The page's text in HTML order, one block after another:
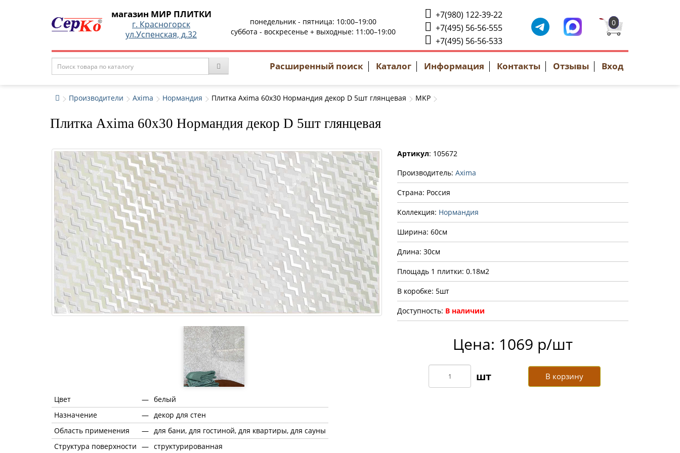
магазин МИР ПЛИТКИ
г. Красногорск
ул.Успенская, д.32
понедельник - пятница: 10:00–19:00
суббота - воскресенье + выходные: 11:00–19:00
+7(980) 122-39-22
+7(495) 56-56-555
+7(495) 56-56-533
0
Расширенный поиск Каталог Информация Контакты Отзывы Вход
Производители Axima Нормандия Плитка Axima 60x30 Нормандия декор D 5шт глянцевая MKP
Плитка Axima 60x30 Нормандия декор D 5шт глянцевая
Цвет — белый
Назначение
— декор для стен
Область применения
— для бани, для гостиной, для квартиры, для сауны
Структура поверхности — структурированная
Артикул: 105672
Производитель: Axima
Страна: Россия
Коллекция: Нормандия
Ширина: 60см
Длина: 30см
Площадь 1 плитки: 0.18м2
В коробке: 5шт
Доступность: В наличии
Цена: 1069 р/шт
В корзину